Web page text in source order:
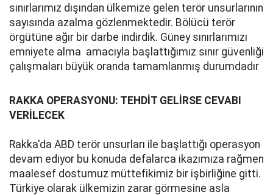
sınırlarımız dışından ülkemize gelen terör unsurlarının
sayısında azalma gözlenmektedir. Bölücü terör
örgütüne ağır bir darbe indirdik. Güney sınırlarımızı
emniyete alma amacıyla başlattığımız sınır güvenliği
çalışmaları büyük oranda tamamlanmış durumdadır
RAKKA OPERASYONU: TEHDİT GELİRSE CEVABI
VERİLECEK
Rakka'da ABD terör unsurları ile başlattığı operasyon
devam ediyor bu konuda defalarca ikazımıza rağmen
maalesef dostumuz müttefikimiz bir işbirliğine gitti.
Türkiye olarak ülkemizin zarar görmesine asla